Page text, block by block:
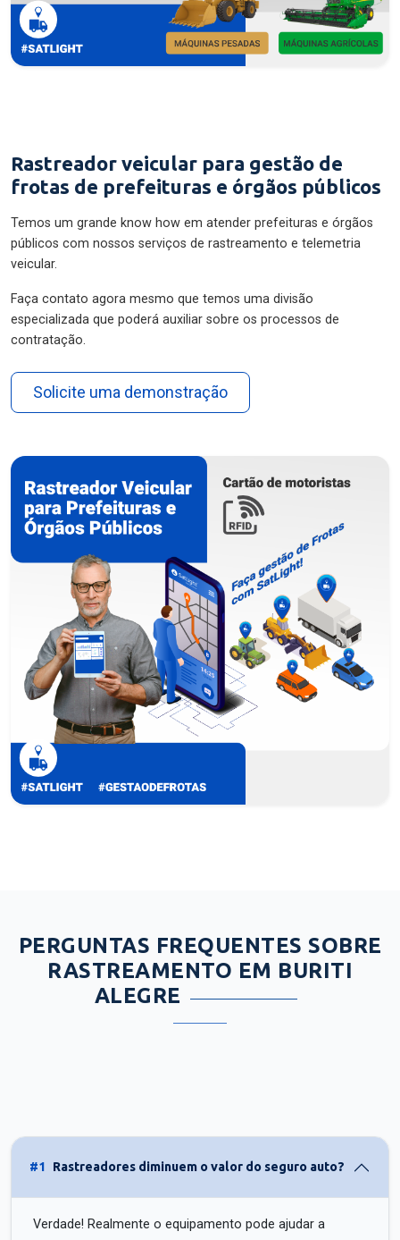
Rastreador veicular para gestão de
frotas de prefeituras e órgãos públicos
Temos um grande know how em atender prefeituras e órgãos
públicos com nossos serviços de rastreamento e telemetria
veicular.
Faça contato agora mesmo que temos uma divisão
especializada que poderá auxiliar sobre os processos de
contratação.
Solicite uma demonstração
PERGUNTAS FREQUENTES SOBRE
RASTREAMENTO EM BURITI
ALEGRE
#1 Rastreadores diminuem o valor do seguro auto?
Verdade! Realmente o equipamento pode ajudar a